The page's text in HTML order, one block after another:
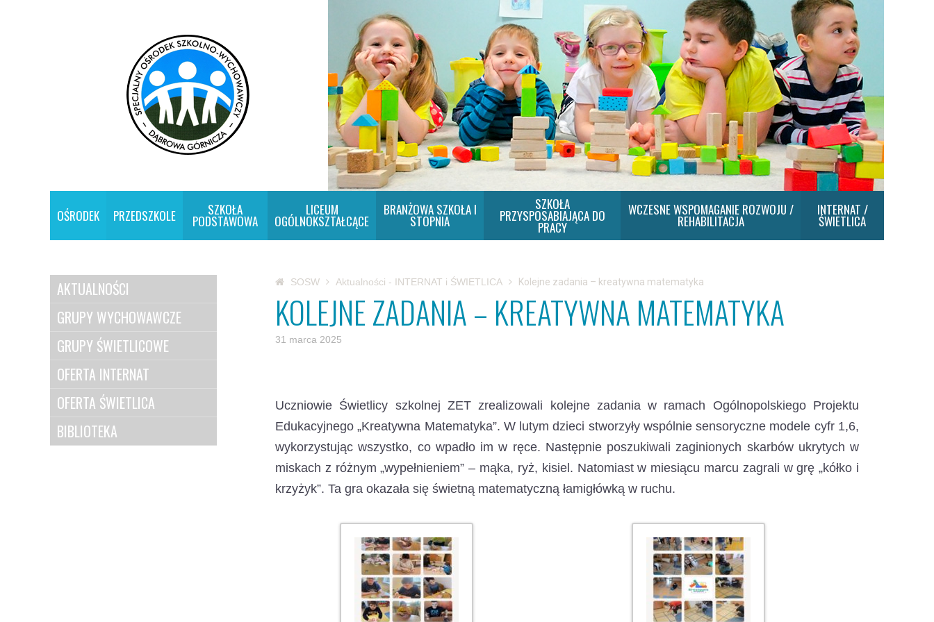
OŚRODEK PRZEDSZKOLE SZKOŁA
PODSTAWOWA
LICEUM
OGÓLNOKSZTAŁCĄCE
BRANŻOWA SZKOŁA I
STOPNIA
SZKOŁA
PRZYSPOSABIAJĄCA DO
PRACY
WCZESNE WSPOMAGANIE ROZWOJU /
REHABILITACJA
INTERNAT /
ŚWIETLICA
AKTUALNOŚCI
GRUPY WYCHOWAWCZE
GRUPY ŚWIETLICOWE
OFERTA INTERNAT
OFERTA ŚWIETLICA
BIBLIOTEKA
SOSW Aktualności - INTERNAT i ŚWIETLICA Kolejne zadania – kreatywna matematyka
KOLEJNE ZADANIA – KREATYWNA MATEMATYKA
31 marca 2025
Uczniowie Świetlicy szkolnej ZET zrealizowali kolejne zadania w ramach Ogólnopolskiego Projektu
Edukacyjnego „Kreatywna Matematyka”. W lutym dzieci stworzyły wspólnie sensoryczne modele cyfr 1,6,
wykorzystując wszystko, co wpadło im w ręce. Następnie poszukiwali zaginionych skarbów ukrytych w
miskach z różnym „wypełnieniem” – mąka, ryż, kisiel. Natomiast w miesiącu marcu zagrali w grę „kółko i
krzyżyk”. Ta gra okazała się świetną matematyczną łamigłówką w ruchu.